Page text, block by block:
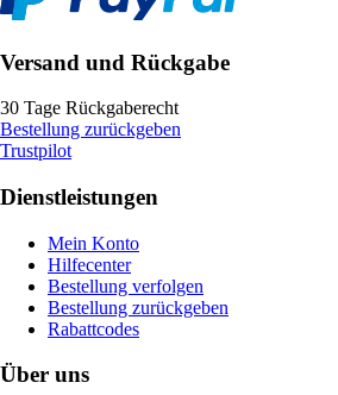
Versand und Rückgabe
30 Tage Rückgaberecht
Bestellung zurückgeben
Trustpilot
Dienstleistungen
Mein Konto
Hilfecenter
Bestellung verfolgen
Bestellung zurückgeben
Rabattcodes
Über uns